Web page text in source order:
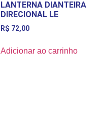
LANTERNA DIANTEIRA
DIRECIONAL LE
R$ 72,00
Adicionar ao carrinho